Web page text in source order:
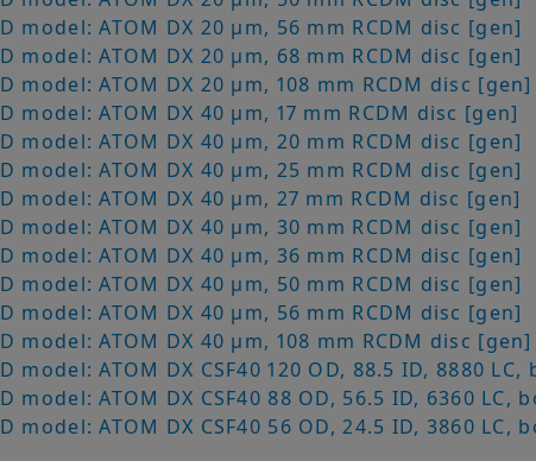
model: ATOM DX 20 µm, 56 mm RCDM disc [gen]
model: ATOM DX 20 µm, 68 mm RCDM disc [gen]
model: ATOM DX 20 µm, 108 mm RCDM disc [gen]
model: ATOM DX 40 µm, 17 mm RCDM disc [gen]
model: ATOM DX 40 µm, 20 mm RCDM disc [gen]
model: ATOM DX 40 µm, 25 mm RCDM disc [gen]
model: ATOM DX 40 µm, 27 mm RCDM disc [gen]
model: ATOM DX 40 µm, 30 mm RCDM disc [gen]
model: ATOM DX 40 µm, 36 mm RCDM disc [gen]
model: ATOM DX 40 µm, 50 mm RCDM disc [gen]
model: ATOM DX 40 µm, 56 mm RCDM disc [gen]
model: ATOM DX 40 µm, 108 mm RCDM disc [gen]
model: ATOM DX CSF40 120 OD, 88.5 ID, 8880
model: ATOM DX CSF40 88 OD, 56.5 ID, 6360
model: ATOM DX CSF40 56 OD, 24.5 ID, 3860